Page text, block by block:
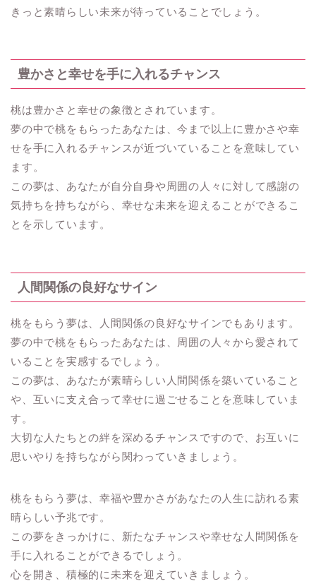
きっと素晴らしい未来が待っていることでしょう。
豊かさと幸せを手に入れるチャンス
桃は豊かさと幸せの象徴とされています。
夢の中で桃をもらったあなたは、今まで以上に豊かさや幸
せを手に入れるチャンスが近づいていることを意味してい
ます。
この夢は、あなたが自分自身や周囲の人々に対して感謝の
気持ちを持ちながら、幸せな未来を迎えることができるこ
とを示しています。
人間関係の良好なサイン
桃をもらう夢は、人間関係の良好なサインでもあります。
夢の中で桃をもらったあなたは、周囲の人々から愛されて
いることを実感するでしょう。
この夢は、あなたが素晴らしい人間関係を築いていること
や、互いに支え合って幸せに過ごせることを意味していま
す。
大切な人たちとの絆を深めるチャンスですので、お互いに
思いやりを持ちながら関わっていきましょう。
桃をもらう夢は、幸福や豊かさがあなたの人生に訪れる素
晴らしい予兆です。
この夢をきっかけに、新たなチャンスや幸せな人間関係を
手に入れることができるでしょう。
心を開き、積極的に未来を迎えていきましょう。